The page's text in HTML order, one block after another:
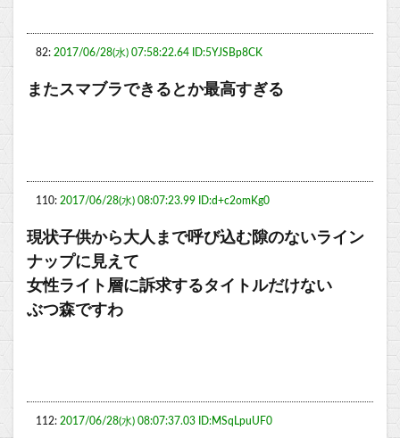
82: 2017/06/28(水) 07:58:22.64 ID:5YJSBp8CK
またスマブラできるとか最高すぎる
110: 2017/06/28(水) 08:07:23.99 ID:d+c2omKg0
現状子供から大人まで呼び込む隙のないライン
ナップに見えて
女性ライト層に訴求するタイトルだけない
ぶつ森ですわ
112: 2017/06/28(水) 08:07:37.03 ID:MSqLpuUF0